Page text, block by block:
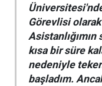
Görevlisi
kısa bir süre
nedeniyle
başladım.